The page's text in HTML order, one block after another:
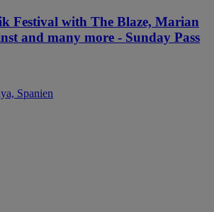
Festival with The Blaze, Marian
and many more - Sunday Pass
Spanien